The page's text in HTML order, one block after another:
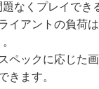
なくプレイでき
イアントの負荷
ペックに応じた
きます。